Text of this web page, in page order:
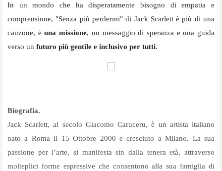
In un mondo che ha disperatamente bisogno di empatia e
comprensione, "Senza più perdermi" di Jack Scarlett è più di una
canzone, èuna missione, un messaggio di speranza e una guida
verso un futuro più gentile e inclusivo per tutti.
Biografia.
Jack Scarlett, al secolo Giacomo Caruceru, è un artista italiano
nato a Roma il 15 Ottobre 2000 e cresciuto a Milano. La sua
passione per l’arte, si manifesta sin dalla tenera età, attraverso
molteplici forme espressive che consentono alla sua famiglia di